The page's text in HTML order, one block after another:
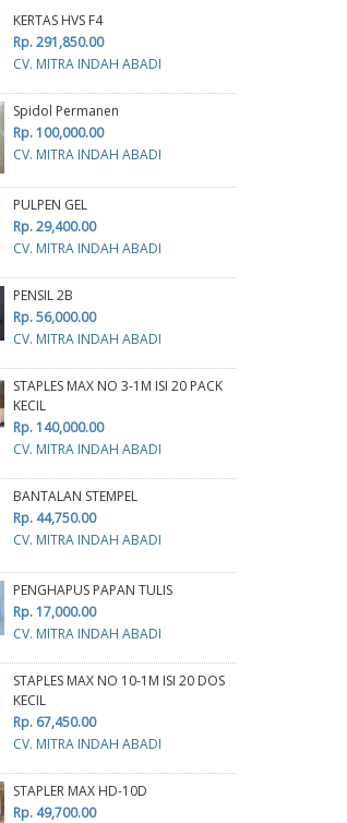
KERTAS HVS F4
Rp. 291,850.00
CV. MITRA INDAH ABADI
Spidol Permanen
Rp. 100,000.00
CV. MITRA INDAH ABADI
PULPEN GEL
Rp. 29,400.00
CV. MITRA INDAH ABADI
PENSIL 2B
Rp. 56,000.00
CV. MITRA INDAH ABADI
STAPLES MAX NO 3-1M ISI 20 PACK
KECIL
Rp. 140,000.00
CV. MITRA INDAH ABADI
BANTALAN STEMPEL
Rp. 44,750.00
CV. MITRA INDAH ABADI
PENGHAPUS PAPAN TULIS
Rp. 17,000.00
CV. MITRA INDAH ABADI
STAPLES MAX NO 10-1M ISI 20 DOS
KECIL
Rp. 67,450.00
CV. MITRA INDAH ABADI
STAPLER MAX HD-10D
Rp. 49,700.00